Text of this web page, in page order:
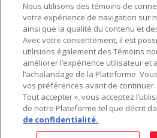
Préférences en matière
Nous utilisons des témoins de
votre expérience de navigation sur
ainsi que la qualité du contenu et
Avec votre consentement, il est
utilisions également des Témoins
améliorer l’expérience utilisateur et
l’achalandage de la Plateforme.
vos préférences avant de continuer.
Tout accepter », vous acceptez
de notre Plateforme tel que décrit
de confidentialité.